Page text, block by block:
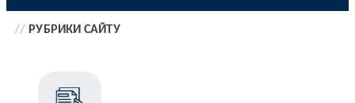
// РУБРИКИ САЙТУ